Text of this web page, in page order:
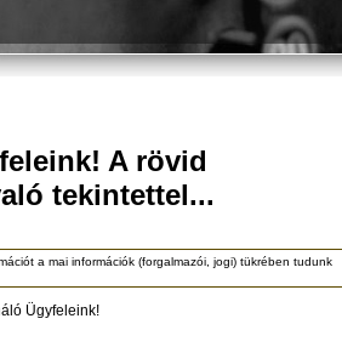
A rövid
tekintettel...
a mai információk (forgalmazói, jogi) tükrében tudunk
Ügyfeleink!